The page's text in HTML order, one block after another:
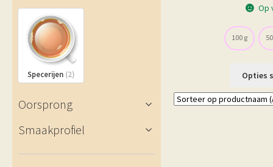
Op
100 g
Opties
Specerijen (2)
Oorsprong
Smaakprofiel